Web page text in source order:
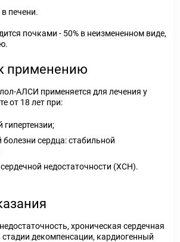
печени.
почками - 50% в неизмененном виде,
применению
АЛСИ применяется для лечения у
от 18 лет при:
гипертензии;
сердца: стабильной
недостаточности (ХСН).
хроническая сердечная
стадии декомпенсации, кардиогенный